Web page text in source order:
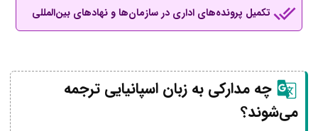
تکمیل پرونده‌های اداری در سازمان‌ها و نهادهای بین‌المللی
چه مدارکی به زبان اسپانیایی ترجمه
می‌شوند؟